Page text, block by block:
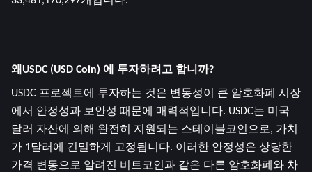
왜USDC (USD Coin) 에 투자하려고 합니까?
USDC 프로젝트에 투자하는 것은 변동성이 큰 암호화폐 시장
에서 안정성과 보안성 때문에 매력적입니다. USDC는 미국
달러 자산에 의해 완전히 지원되는 스테이블코인으로, 가치
가 1달러에 긴밀하게 고정됩니다. 이러한 안정성은 상당한
가격 변동으로 알려진 비트코인과 같은 다른 암호화폐와 차